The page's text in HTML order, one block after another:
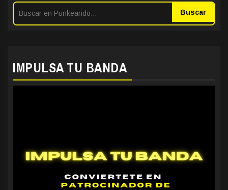
Buscar
IMPULSA TU BANDA